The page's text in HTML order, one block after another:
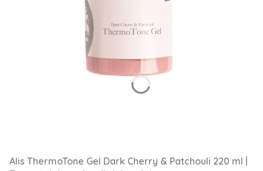
Alis ThermoTone Gel Dark Cherry & Patchouli 220 ml |